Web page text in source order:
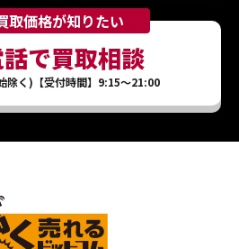
取価格が知りたい
で買取相談
除く)【受付時間】9:15～21:00